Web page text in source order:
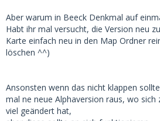
Aber warum in Beeck Denkmal auf
Habt ihr mal versucht, die Version neu
Karte einfach neu in den Map Ordner
löschen ^^)
Ansonsten wenn das nicht klappen
mal ne neue Alphaversion raus, wo
viel geändert hat,